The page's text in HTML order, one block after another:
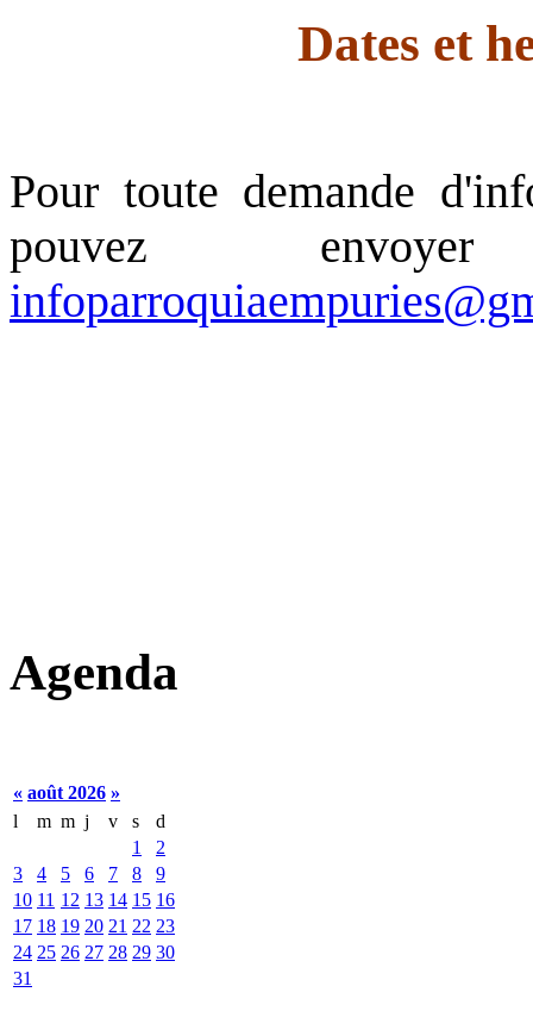
Dates et
Pour toute demande
pouvez
Agenda
« août 2026 »
l
m m j v s
d
1
2
3
4 5 6 7 8
9
10 11 12 13 14 15 16
17 18 19 20 21 22 23
24 25 26 27 28 29 30
31